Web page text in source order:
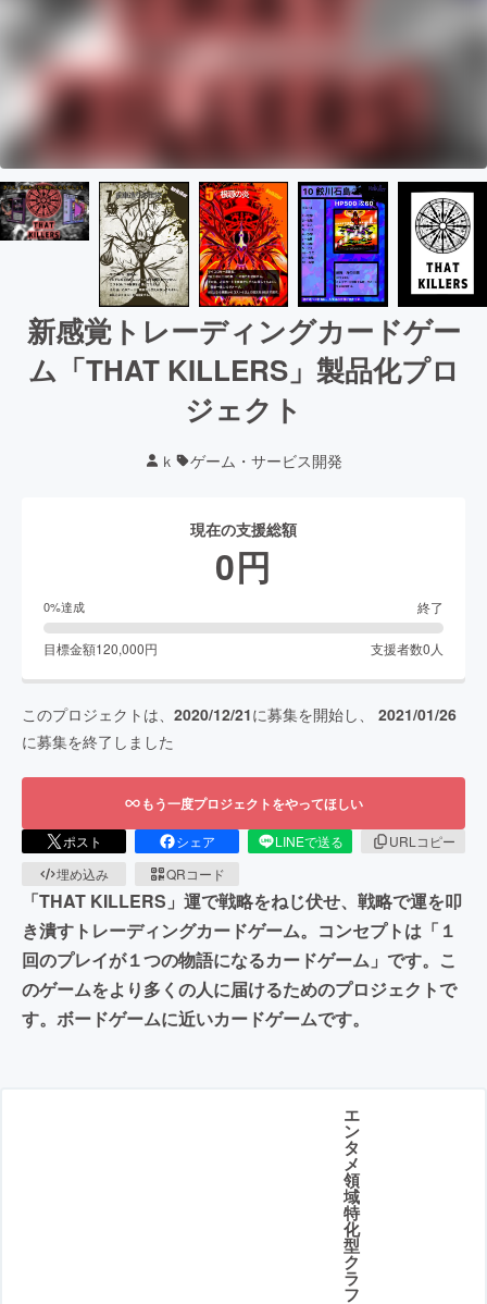
新感覚トレーディングカードゲー
ム「THAT KILLERS」製品化プロ
ジェクト
ｋ ゲーム・サービス開発
現在の支援総額
0円
0%達成 終了
目標金額120,000円 支援者数0 人
このプロジェクトは、 2020/12/21に募集を開始し、 2021/01/26
に募集を終了しました
もう一度プロジェクトをやってほしい
ポスト シェア LINEで送る
URLコピー
埋め込み
QRコード
「THAT KILLERS」運で戦略をねじ伏せ、戦略で運を叩
き潰すトレーディングカードゲーム。コンセプトは「１
回のプレイが１つの物語になるカードゲーム」です。こ
のゲームをより多くの人に届けるためのプロジェクトで
す。ボードゲームに近いカードゲームです。
エ
ン
タ
メ
領
域
特
化
型
ク
ラ
フ